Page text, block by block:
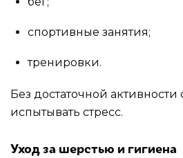
спортивные занятия;
тренировки.
Без достаточной активности
испытывать стресс.
Уход за шерстью и гигиена